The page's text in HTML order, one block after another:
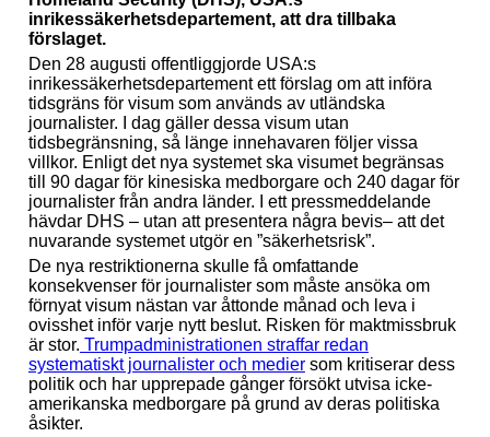
inrikessäkerhetsdepartement, att dra tillbaka
förslaget.
Den 28 augusti offentliggjorde USA:s
inrikessäkerhetsdepartement ett förslag om att införa
tidsgräns för visum som används av utländska
journalister. I dag gäller dessa visum utan
tidsbegränsning, så länge innehavaren följer vissa
villkor. Enligt det nya systemet ska visumet begränsas
till 90 dagar för kinesiska medborgare och 240 dagar för
journalister från andra länder. I ett pressmeddelande
hävdar DHS – utan att presentera några bevis– att det
nuvarande systemet utgör en ”säkerhetsrisk”.
De nya restriktionerna skulle få omfattande
konsekvenser för journalister som måste ansöka om
förnyat visum nästan var åttonde månad och leva i
ovisshet inför varje nytt beslut. Risken för maktmissbruk
är stor. Trumpadministrationen straffar redan
systematiskt journalister och mediersom kritiserar dess
politik och har upprepade gånger försökt utvisa icke-
amerikanska medborgare på grund av deras politiska
åsikter.